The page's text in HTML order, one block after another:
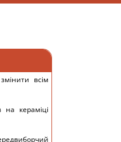
всім
на кераміці